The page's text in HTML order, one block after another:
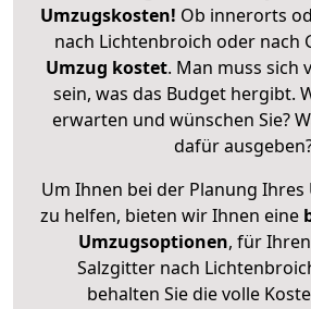
Umzugskosten! Ob innerorts
nach Lichtenbroich oder nach
Umzug kostet. Man muss sich
sein, was das Budget hergibt.
erwarten und wünschen Sie?
dafür
Um Ihnen bei der Planung
zu helfen, bieten wir Ihnen eine
Umzugsoptionen, für
Salzgitter nach
behalten Sie die volle